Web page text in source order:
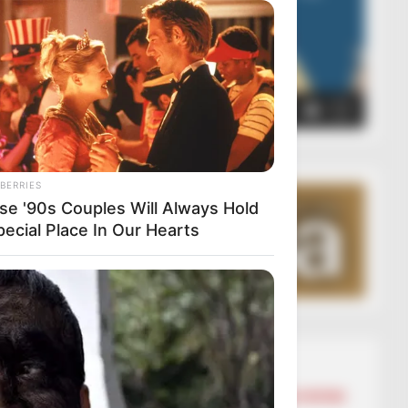
00:00 00:05
Lajmet më të lexuara
BALLINA BALLINA STATIKE
'90s Couples Will Always Hold
Place In Our Hearts